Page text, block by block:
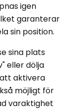
igen
garanterar
sin position.
sina plats
eller dölja
aktivera
möjligt för
varaktighet